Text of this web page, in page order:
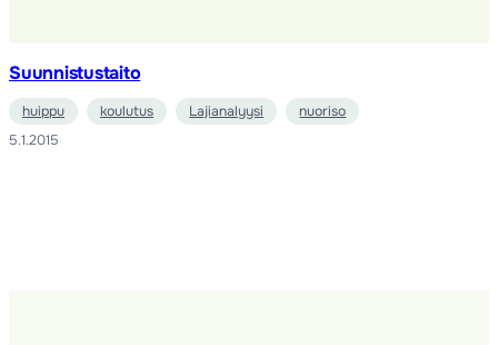
Suunnistustaito
huippu koulutus Lajianalyysi
nuoriso
5.1.2015